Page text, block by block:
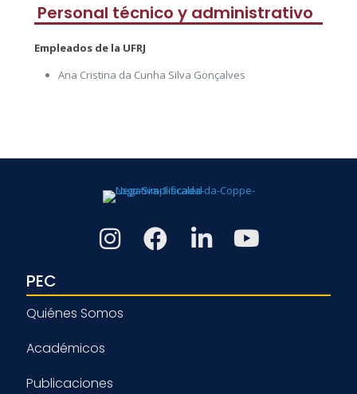
Personal técnico y administrativo
Empleados de la UFRJ
Ana Cristina da Cunha Silva Gonçalves
PEC
Quiénes Somos
Académicos
Publicaciones